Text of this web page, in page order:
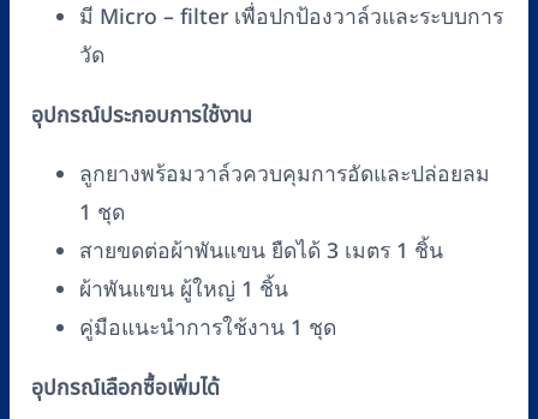
มี Micro – filter เพื่อปกป้องวาล์วและระบบการ
วัด
อุปกรณ์ประกอบการใช้งาน
ลูกยางพร้อมวาล์วควบคุมการอัดและปล่อยลม
1 ชุด
สายขดต่อผ้าพันแขน ยืดได้ 3 เมตร 1 ชิ้น
ผ้าพันแขน ผู้ใหญ่ 1 ชิ้น
คู่มือแนะนำการใช้งาน 1 ชุด
อุปกรณ์เลือกซื้อเพิ่มได้